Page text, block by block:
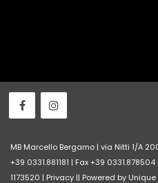
MB Marcello Bergamo | via Nitti 1/A
+39 0331.881181 | Fax +39
1173520 | Privacy || Powered by Unique